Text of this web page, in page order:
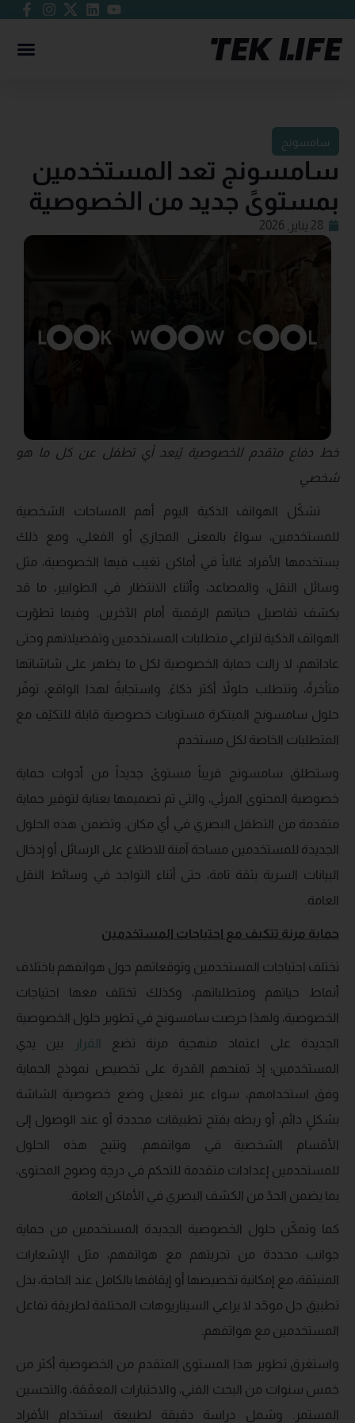
سامسونج
سامسونج تعد المستخدمين
بمستوىً جديد من الخصوصية
28 يناير, 2026
خط دفاع متقدم للخصوصية يُبعد أي تطفل عن كل ما هو
شخصي
تشكّل الهواتف الذكية اليوم أهم المساحات الشخصية
للمستخدمين، سواءً بالمعنى المجازي أو الفعلي، ومع ذلك
يستخدمها الأفراد غالباً في أماكن تغيب فيها الخصوصية، مثل
وسائل النقل، والمصاعد، وأثناء الانتظار في الطوابير، ما قد
يكشف تفاصيل حياتهم الرقمية أمام الآخرين. وفيما تطوّرت
الهواتف الذكية لتراعي متطلبات المستخدمين وتفضيلاتهم وحتى
عاداتهم، لا زالت حماية الخصوصية لكل ما يظهر على شاشاتها
متأخرةً، وتتطلب حلولاً أكثر ذكاءً. واستجابةً لهذا الواقع، توفّر
حلول سامسونج المبتكرة مستويات خصوصية قابلة للتكيّف مع
المتطلبات الخاصة لكل مستخدم.
وستطلق سامسونج قريباً مستوىً جديداً من أدوات حماية
خصوصية المحتوى المرئي، والتي تم تصميمها بعناية لتوفير حماية
متقدمة من التطفل البصري في أي مكان. وتضمن هذه الحلول
الجديدة للمستخدمين مساحة آمنة للاطلاع على الرسائل أو إدخال
البيانات السرية بثقة تامة، حتى أثناء التواجد في وسائط النقل
العامة.
حماية مرنة تتكيف مع احتياجات المستخدمين
تختلف احتياجات المستخدمين وتوقعاتهم حول هواتفهم باختلاف
أنماط حياتهم ومتطلباتهم، وكذلك تختلف معها احتياجات
الخصوصية، ولهذا حرصت سامسونج في تطوير حلول الخصوصية
الجديدة على اعتماد منهجية مرنة تضع القرار
بين يدي
المستخدمين؛ إذ تمنحهم القدرة على تخصيص نموذج الحماية
وفق استخدامهم، سواء عبر تفعيل وضع خصوصية الشاشة
بشكلٍ دائم، أو ربطه بفتح تطبيقات محددة أو عند الوصول إلى
الأقسام الشخصية في هواتفهم. وتتيح هذه الحلول
للمستخدمين إعدادات متقدمة للتحكم في درجة وضوح المحتوى،
بما يضمن الحدّ من الكشف البصري في الأماكن العامة.
كما وتمكّن حلول الخصوصية الجديدة المستخدمين من حماية
جوانب محددة من تجربتهم مع هواتفهم، مثل الإشعارات
المنبثقة، مع إمكانية تخصيصها أو إيقافها بالكامل عند الحاجة، بدل
تطبيق حل موحّد لا يراعي السيناريوهات المختلفة لطريقة تفاعل
المستخدمين مع هواتفهم.
واستغرق تطوير هذا المستوى المتقدم من الخصوصية أكثر من
خمس سنوات من البحث الفني، والاختبارات المعمّقة، والتحسين
المستمر. وشمل دراسة دقيقة لطبيعة استخدام الأفراد